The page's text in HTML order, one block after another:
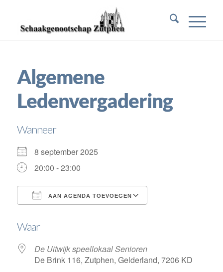
Algemene
Ledenvergadering
Wanneer
8 september 2025
20:00 - 23:00
AAN AGENDA TOEVOEGEN
Waar
De Uitwijk speellokaal Senioren
De Brink 116, Zutphen, Gelderland, 7206 KD